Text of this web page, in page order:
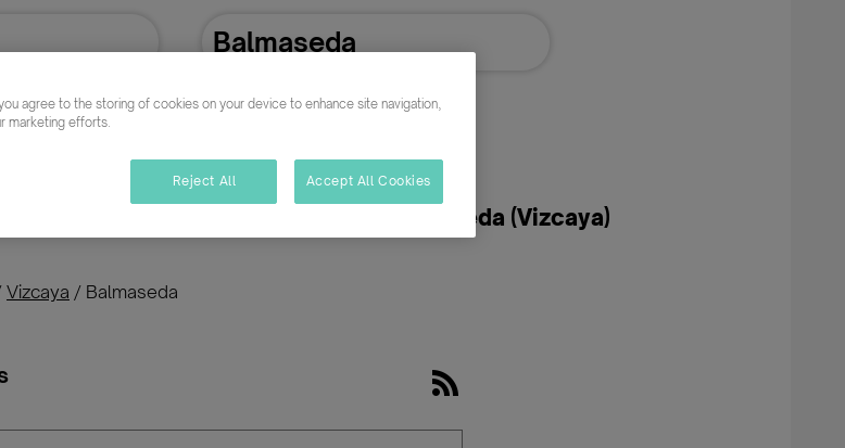
Buscar empleo
discapacidad o vulnerables en Balmaseda (Vizcaya)
Vizcaya / Balmaseda
agree to the storing of cookies on your device to enhance site navigation,
marketing efforts.
Reject All Accept All Cookies